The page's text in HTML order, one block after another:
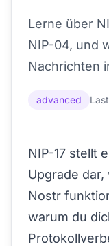
Lerne über
NIP-04, und
Nachrichten
advanced
NIP-17 stellt
Upgrade
Nostr
warum du